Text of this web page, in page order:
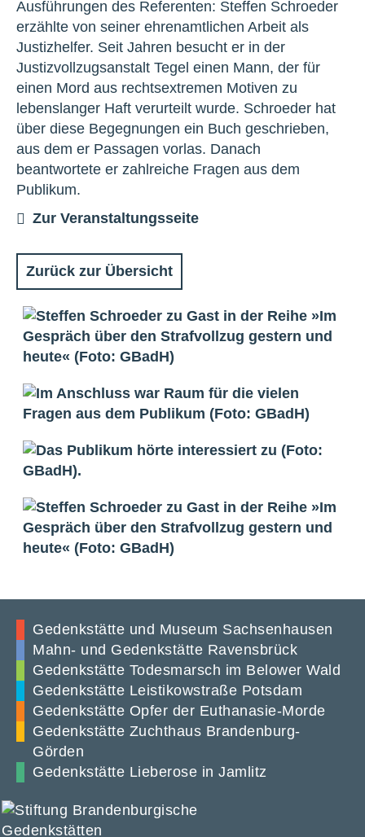
Ausführungen des Referenten: Steffen Schroeder
erzählte von seiner ehrenamtlichen Arbeit als
Justizhelfer. Seit Jahren besucht er in der
Justizvollzugsanstalt Tegel einen Mann, der für
einen Mord aus rechtsextremen Motiven zu
lebenslanger Haft verurteilt wurde. Schroeder hat
über diese Begegnungen ein Buch geschrieben,
aus dem er Passagen vorlas. Danach
beantwortete er zahlreiche Fragen aus dem
Publikum.
Zur Veranstaltungsseite
Zurück zur Übersicht
Gedenkstätte und Museum Sachsenhausen
Mahn- und Gedenkstätte Ravensbrück
Gedenkstätte Todesmarsch im Belower Wald
Gedenkstätte Leistikowstraße Potsdam
Gedenkstätte Opfer der Euthanasie-Morde
Gedenkstätte Zuchthaus Brandenburg-
Görden
Gedenkstätte Lieberose in Jamlitz